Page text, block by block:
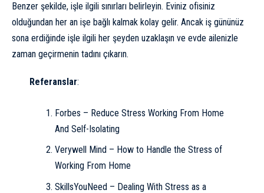
Benzer şekilde, işle ilgili sınırları belirleyin. Eviniz ofisiniz
olduğundan her an işe bağlı kalmak kolay gelir. Ancak iş gününüz
sona erdiğinde işle ilgili her şeyden uzaklaşın ve evde ailenizle
zaman geçirmenin tadını çıkarın.
Referanslar:
Forbes – Reduce Stress Working From Home
And Self-Isolating
Verywell Mind – How to Handle the Stress of
Working From Home
SkillsYouNeed – Dealing With Stress as a